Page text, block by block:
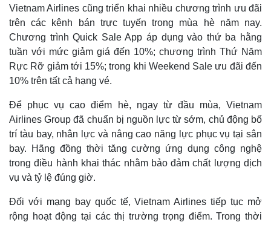
Infographic
Vietnam Airlines cũng triển khai nhiều chương trình ưu đãi
trên các kênh bán trực tuyến trong mùa hè năm nay.
Chương trình Quick Sale App áp dụng vào thứ ba hằng
tuần với mức giảm giá đến 10%; chương trình Thứ Năm
Rực Rỡ giảm tới 15%; trong khi Weekend Sale ưu đãi đến
10% trên tất cả hạng vé.
Để phục vụ cao điểm hè, ngay từ đầu mùa, Vietnam
Airlines Group đã chuẩn bị nguồn lực từ sớm, chủ động bố
trí tàu bay, nhân lực và nâng cao năng lực phục vụ tại sân
bay. Hãng đồng thời tăng cường ứng dụng công nghệ
trong điều hành khai thác nhằm bảo đảm chất lượng dịch
vụ và tỷ lệ đúng giờ.
Đối với mạng bay quốc tế, Vietnam Airlines tiếp tục mở
rộng hoạt động tại các thị trường trọng điểm. Trong thời